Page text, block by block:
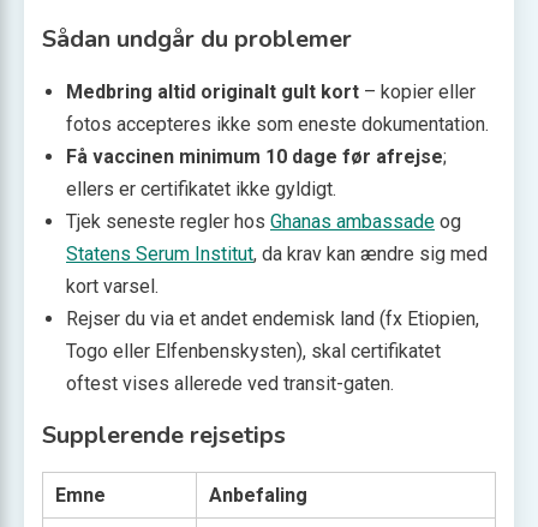
Sådan undgår du problemer
Medbring altid originalt gult kort – kopier eller
fotos accepteres ikke som eneste dokumentation.
Få vaccinen minimum 10 dage før afrejse;
ellers er certifikatet ikke gyldigt.
Tjek seneste regler hos Ghanas ambassade og
Statens Serum Institut, da krav kan ændre sig med
kort varsel.
Rejser du via et andet endemisk land (fx Etiopien,
Togo eller Elfenbenskysten), skal certifikatet
oftest vises allerede ved transit-gaten.
Supplerende rejsetips
Emne
Anbefaling